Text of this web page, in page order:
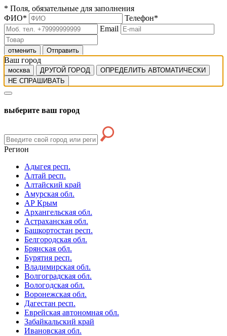
* Поля, обязательные для заполнения
ФИО* Телефон*
Email
отменить Отправить
Ваш город
москва ДРУГОЙ ГОРОД
ОПРЕДЕЛИТЬ АВТОМАТИЧЕСКИ
НЕ СПРАШИВАТЬ
выберите ваш город
Регион
Адыгея респ.
Алтай респ.
Алтайский край
Амурская обл.
АР Крым
Архангельская обл.
Астраханская обл.
Башкортостан респ.
Белгородская обл.
Брянская обл.
Бурятия респ.
Владимирская обл.
Волгоградская обл.
Вологодская обл.
Воронежская обл.
Дагестан респ.
Еврейская автономная обл.
Забайкальский край
Ивановская обл.